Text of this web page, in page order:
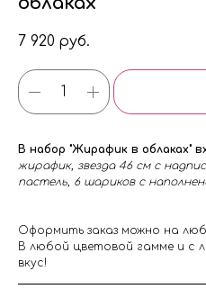
7 920 руб.
В набор "Жирафик в облаках"
жирафик, звезда 46 см с
пастель, 6 шариков с
Оформить заказ можно на
В любой цветовой гамме и с
вкус!